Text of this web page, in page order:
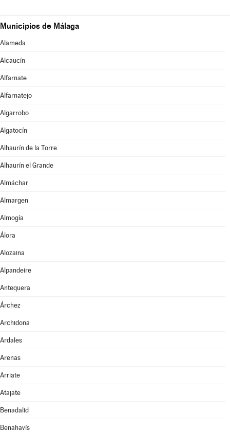
Municipios de Málaga
Alameda
Alcaucín
Alfarnate
Alfarnatejo
Algarrobo
Algatocín
Alhaurín de la Torre
Alhaurín el Grande
Almáchar
Almargen
Almogía
Álora
Alozaina
Alpandeire
Antequera
Árchez
Archidona
Ardales
Arenas
Arriate
Atajate
Benadalid
Benahavís